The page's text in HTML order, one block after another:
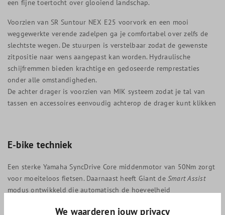
een fijne toertocht over glooiend landschap.
Voorzien van SR Suntour NEX E25 voorvork en een mooi
weggewerkte verende zadelpen ga je comfortabel over zelfs de
slechtste wegen. De stuurpen is verstelbaar zodat de gewenste
zitpositie naar wens aangepast kan worden. Hydraulische
schijfremmen bieden krachtige en gedoseerde remprestaties
onder alle omstandigheden.
De achter drager is voorzien van MIK systeem zodat je tal van
tassen en accessoires eenvoudig achterop de drager kunt klikken
E-bike techniek
Een sterke Yamaha SyncDrive Core middenmotor van 50Nm zorgt
voor moeiteloos fietsen. Daarnaast heeft Giant de Smart Assist
modus ontwikkeld die automatisch de hoeveelheid
je altijd over de juiste support en doe je langer met een
We waarderen jouw privacy